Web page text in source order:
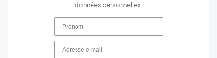
données personnelles.